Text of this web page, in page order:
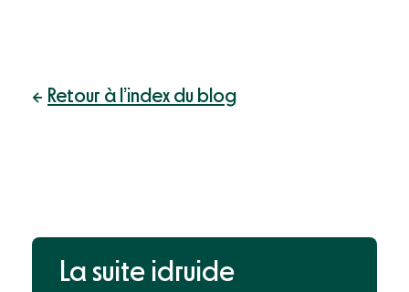
Retour à l’index du blog
La suite idruide